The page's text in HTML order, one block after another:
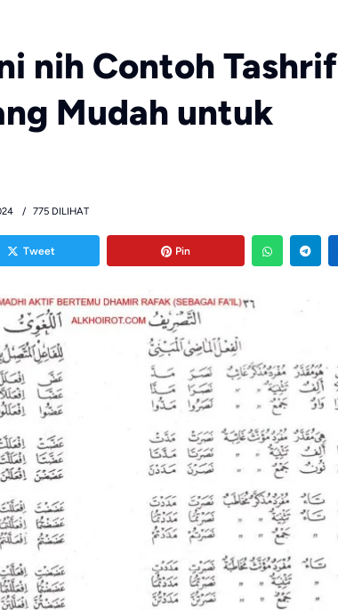
nih Contoh Tashrif
Mudah untuk
775 DILIHAT
Tweet Pin